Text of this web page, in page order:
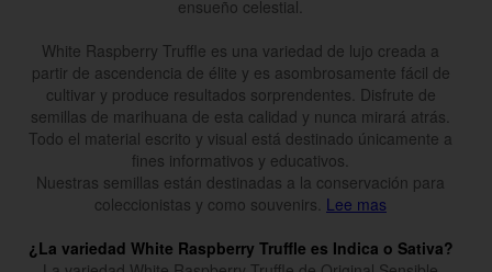
ensueño celestial.
White Raspberry Truffle es una variedad de lujo creada a
partir de ascendencia de élite y es asombrosamente fácil de
cultivar y produce resultados sorprendentes. Disfrute de
semillas de marihuana de esta calidad y nunca mirará atrás.
Todo el material escrito y visual está destinado únicamente a
fines informativos y educativos.
Nuestras semillas están destinadas a la conservación para
coleccionistas y como souvenirs. Lee mas
¿La variedad White Raspberry Truffle es Indica o Sativa?